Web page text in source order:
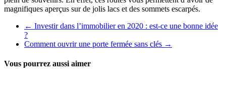
magnifiques aperçus sur de jolis lacs et des sommets escarpés.
← Investir dans l’immobilier en 2020 : est-ce une bonne idée
?
Comment ouvrir une porte fermée sans clés →
Vous pourrez aussi aimer